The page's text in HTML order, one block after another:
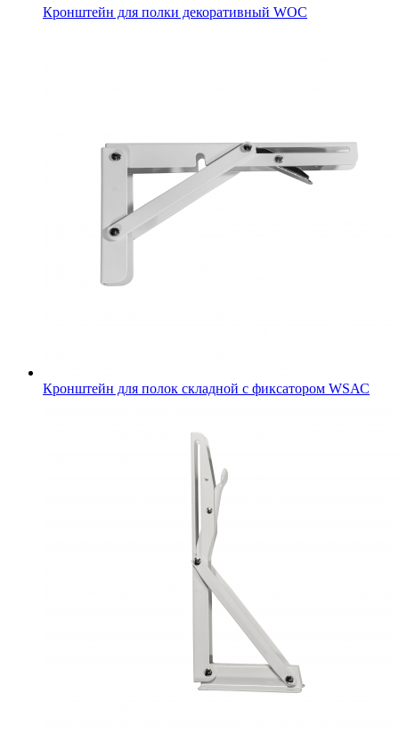
Кронштейн для полки декоративный WOC
Кронштейн для полок складной с фиксатором WSАС